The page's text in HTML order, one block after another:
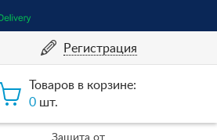
Регистрация
Товаров в корзине:
0 шт.
Защита от